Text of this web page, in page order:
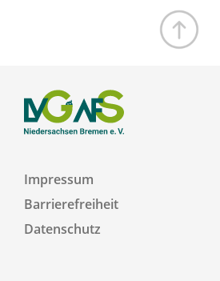
Impressum
Barrierefreiheit
Datenschutz